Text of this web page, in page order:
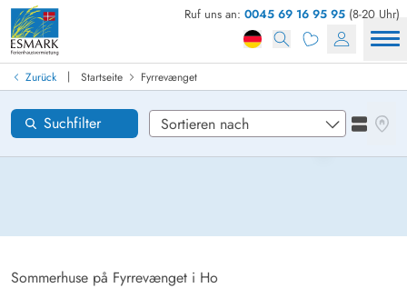
Ruf uns an: 0045 69 16 95 95 (8-20 Uhr)
Zurück | Startseite Fyrrevænget
Fyrrevænget
Sommerhuse på Fyrrevænget i Ho
Suchfilter
Ferienhaus in Dänemark finden
Anreise
Gebiete
Loading...